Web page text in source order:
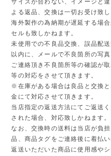
サイズが合わない、イメージと
よる返品、交換は一切お受け致し
海外製作の為納期が遅延する場
セルも致しかねます。
未使用での不良品交換、誤品配
以内に、メールで不良箇所の写
ご連絡頂き不良箇所等の確認が
等の対応をさせて頂きます。
※在庫がある場合は良品と交換
金にて対応させて頂きます。
当店指定の返送方法にてご返送
された場合、対応致しかねます。
なお、交換時の送料は当店が負
品、商品タグをご連絡後に着払
返送いただいた商品に使用感や